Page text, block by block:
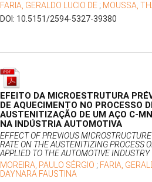
FARIA, GERALDO LUCIO DE ; MOUSSA,
DOI: 10.5151/2594-5327-39380
EFEITO DA MICROESTRUTURA
DE AQUECIMENTO NO PROCESSO
AUSTENITIZAÇÃO DE UM AÇO C-
NA INDÚSTRIA AUTOMOTIVA
EFFECT OF PREVIOUS
RATE ON THE AUSTENITIZING PROCESS
APPLIED TO THE AUTOMOTIVE INDUSTRY
MOREIRA, PAULO SÉRGIO ; FARIA,
DAYNARA FAUSTINA